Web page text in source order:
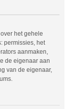
het gehele
permissies, het
aanmaken,
de eigenaar aan
van de eigenaar,